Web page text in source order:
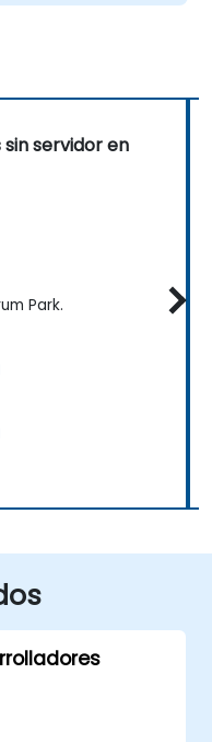
servidor en
Park.